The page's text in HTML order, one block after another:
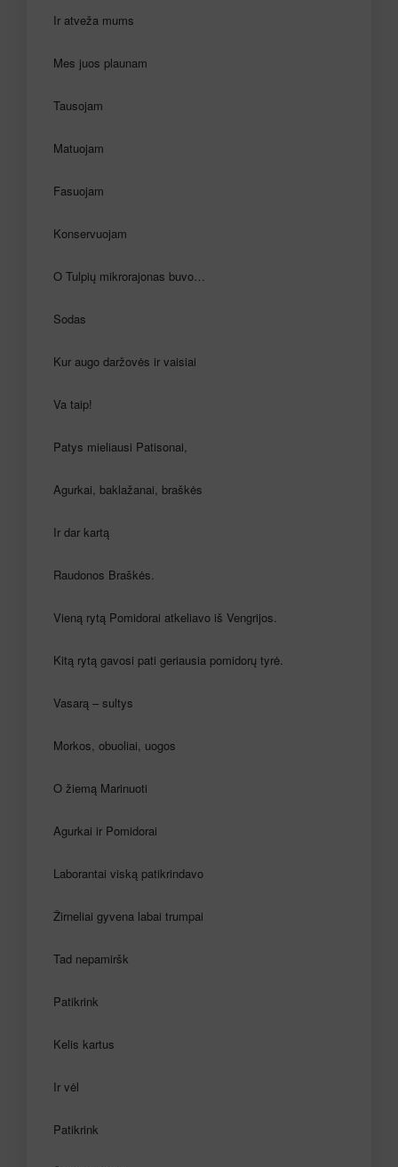
Ir atveža mums
Mes juos plaunam
Tausojam
Matuojam
Fasuojam
Konservuojam
O Tulpių mikrorajonas buvo…
Sodas
Kur augo daržovės ir vaisiai
Va taip!
Patys mieliausi Patisonai,
Agurkai, baklažanai, braškės
Ir dar kartą
Raudonos Braškės.
Vieną rytą Pomidorai atkeliavo iš Vengrijos.
Kitą rytą gavosi pati geriausia pomidorų tyrė.
Vasarą – sultys
Morkos, obuoliai, uogos
O žiemą Marinuoti
Agurkai ir Pomidorai
Laborantai viską patikrindavo
Žirneliai gyvena labai trumpai
Tad nepamiršk
Patikrink
Kelis kartus
Ir vėl
Patikrink